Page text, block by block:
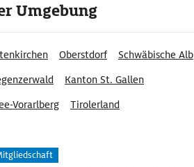
Umgebung
Oberstdorf
Schwäbische Alb
Kanton St. Gallen
Vorarlberg
Tirolerland